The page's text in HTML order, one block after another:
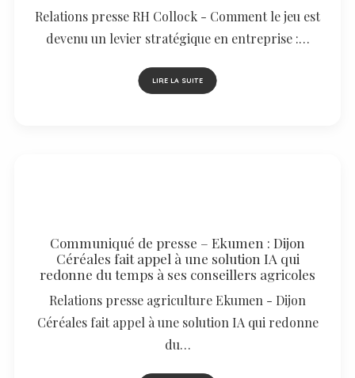
Relations presse RH Collock - Comment le jeu est
devenu un levier stratégique en entreprise :…
LIRE LA SUITE
Communiqué de presse – Ekumen : Dijon
Céréales fait appel à une solution IA qui
redonne du temps à ses conseillers agricoles
Relations presse agriculture Ekumen - Dijon
Céréales fait appel à une solution IA qui redonne
du…